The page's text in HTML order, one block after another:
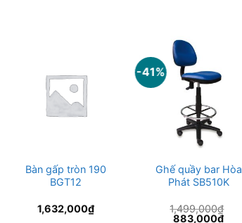
Bàn gấp tròn 190
BGT12
1,632,000₫
-41%
Ghế quầy bar Hòa
Phát SB510K
1,499,000₫
Giá
883,000₫Giá